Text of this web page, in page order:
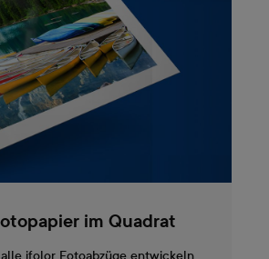
im Quadrat
ifolor Fotoabzüge entwickeln